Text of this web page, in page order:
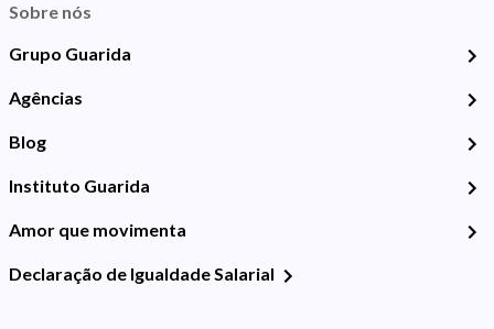
Sobre nós
Grupo Guarida
Agências
Blog
Instituto Guarida
Amor que movimenta
Declaração de Igualdade Salarial